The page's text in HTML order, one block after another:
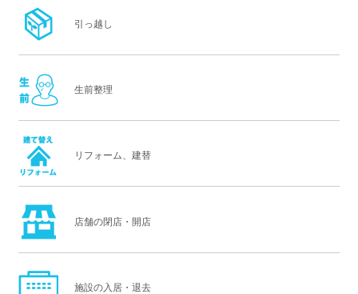
引っ越し
生前整理
リフォーム、建替
店舗の閉店・開店
施設の入居・退去